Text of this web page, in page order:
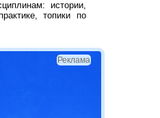
истории,
топики по
Реклама